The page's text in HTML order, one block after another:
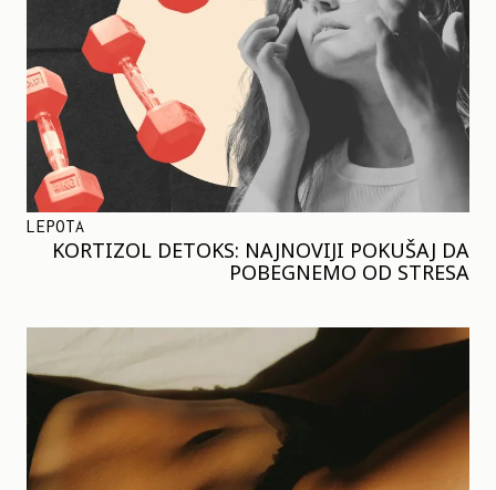
LEPOTA
KORTIZOL DETOKS: NAJNOVIJI POKUŠAJ DA
POBEGNEMO OD STRESA